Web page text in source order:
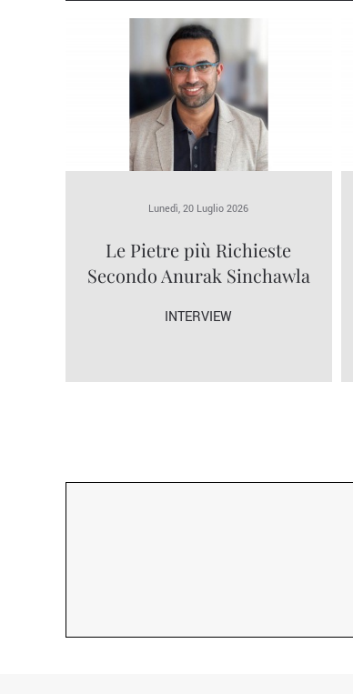
Lunedì, 20 Luglio 2026
Le Pietre più Richieste
Secondo Anurak Sinchawla
INTERVIEW